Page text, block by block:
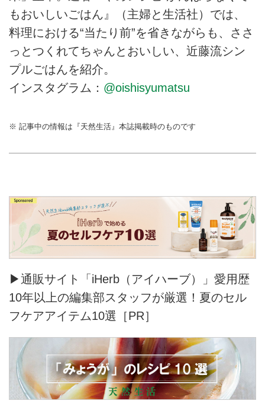
もおいしいごはん』（主婦と生活社）では、
料理における“当たり前”を省きながらも、ささ
っとつくれてちゃんとおいしい、近藤流シン
プルごはんを紹介。
インスタグラム： @oishisyumatsu
※ 記事中の情報は『天然生活』本誌掲載時のものです
▶通販サイト「iHerb（アイハーブ）」愛用歴
10年以上の編集部スタッフが厳選！夏のセル
フケアアイテム10選［PR］